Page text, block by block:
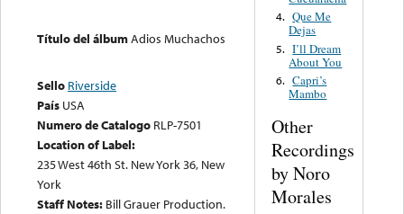
Título del álbumAdios Muchachos
Sello Riverside
País USA
Numero de Catalogo RLP-7501
Location of Label:
235 West 46th St. New York 36, New
York
Staff Notes: Bill Grauer Production.
4. Que Me
Dejas
5. I’ll Dream
About You
6. Capri’s
Mambo
Other
Recordings
by Noro
Morales